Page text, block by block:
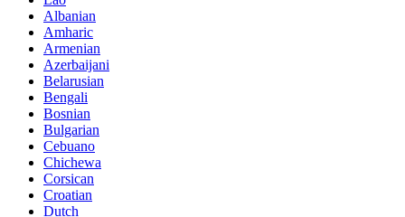
Albanian
Amharic
Armenian
Azerbaijani
Belarusian
Bengali
Bosnian
Bulgarian
Cebuano
Chichewa
Corsican
Croatian
Dutch